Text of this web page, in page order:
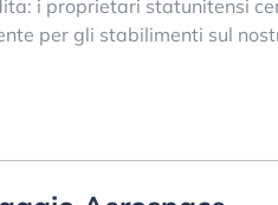
i proprietari statunitensi
per gli stabilimenti sul